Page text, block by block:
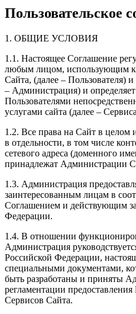
Пользовательское
1. ОБЩИЕ УСЛОВИЯ
1.1. Настоящее Соглашение
любым лицом, использующим
Сайта, (далее – Пользователя)
– Администрация) и
Пользователями
услугами сайта (далее –
1.2. Все права на Сайт в целом
в отдельности, в том числе
сетевого адреса (доменного
принадлежат Администрации
1.3. Администрация
заинтересованным лицам в
Соглашением и действующим
Федерации.
1.4. В отношении
Администрация
Российской Федерации,
специальными документами,
быть разработаны и приняты
регламентации
Сервисов Сайта.